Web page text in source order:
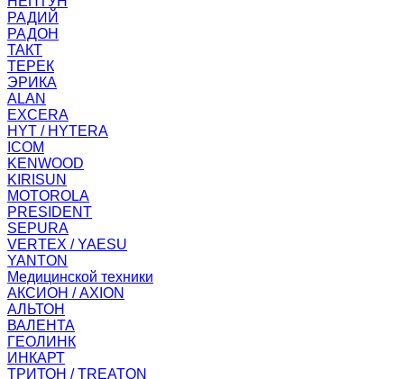
РАДИЙ
РАДОН
ТАКТ
ТЕРЕК
ЭРИКА
ALAN
EXCERA
HYT / HYTERA
ICOM
KENWOOD
KIRISUN
MOTOROLA
PRESIDENT
SEPURA
VERTEX / YAESU
YANTON
Медицинской техники
АКСИОН / AXION
АЛЬТОН
ВАЛЕНТА
ГЕОЛИНК
ИНКАРТ
ТРИТОН / TREATON